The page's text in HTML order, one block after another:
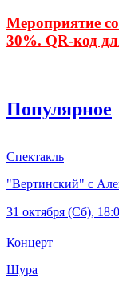
Мероприятие
30%. QR-код
Популярное
Спектакль
"Вертинский" с
31 октября (Сб),
Концерт
Шура